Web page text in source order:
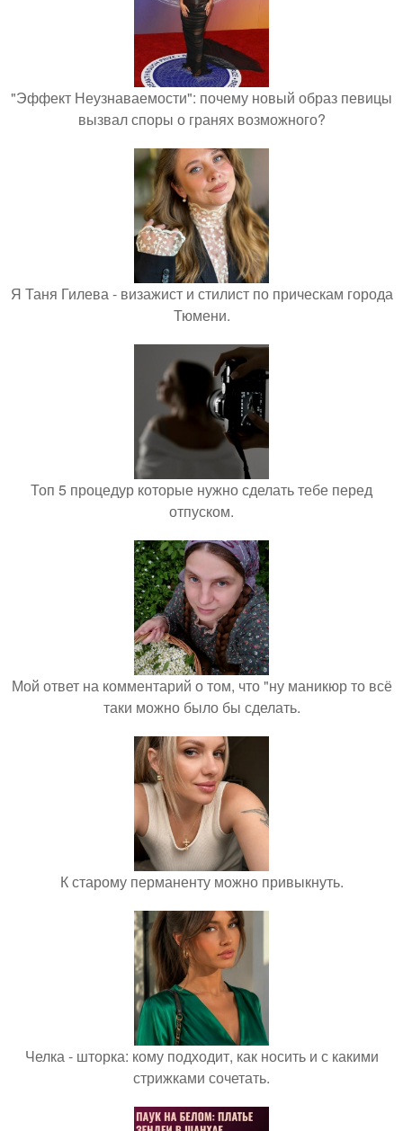
"Эффект Неузнаваемости": почему новый образ певицы
вызвал споры о гранях возможного?
Я Таня Гилева - визажист и стилист по прическам города
Тюмени.
Топ 5 процедур которые нужно сделать тебе перед
отпуском.
Мой ответ на комментарий о том, что "ну маникюр то всё
таки можно было бы сделать.
К старому перманенту можно привыкнуть.
Челка - шторка: кому подходит, как носить и с какими
стрижками сочетать.